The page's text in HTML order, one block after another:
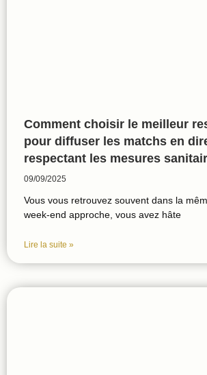
Comment choisir le meilleur
pour diffuser les matchs en
respectant les mesures
09/09/2025
Vous vous retrouvez souvent dans la
week-end approche, vous avez hâte
Lire la suite »